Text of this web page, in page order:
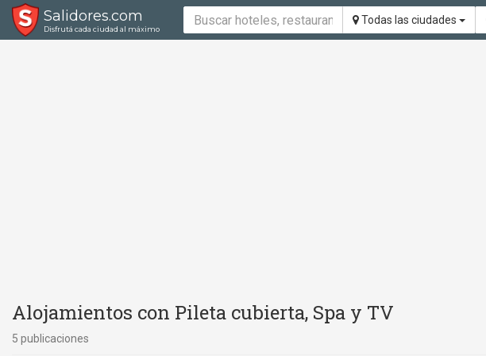
Salidores.com
Disfrutá cada ciudad al máximo
Todas las ciudades
Alojamientos con Pileta cubierta, Spa y TV
5 publicaciones